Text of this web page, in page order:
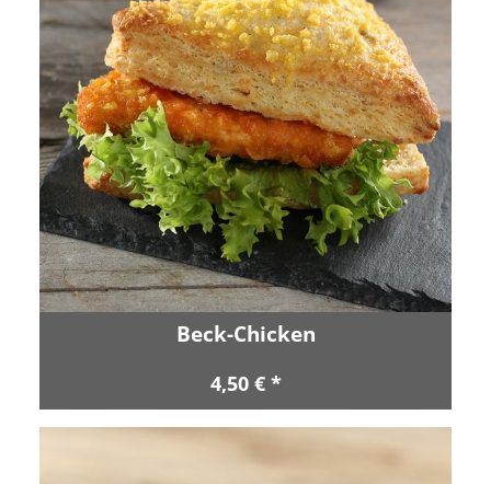
Beck-Chicken
4,50 € *